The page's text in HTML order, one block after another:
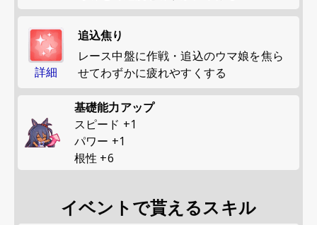
詳細
追込焦り
レース中盤に作戦・追込のウマ娘を焦ら
せてわずかに疲れやすくする
基礎能力アップ
スピード +1
パワー +1
根性 +6
イベントで貰えるスキル